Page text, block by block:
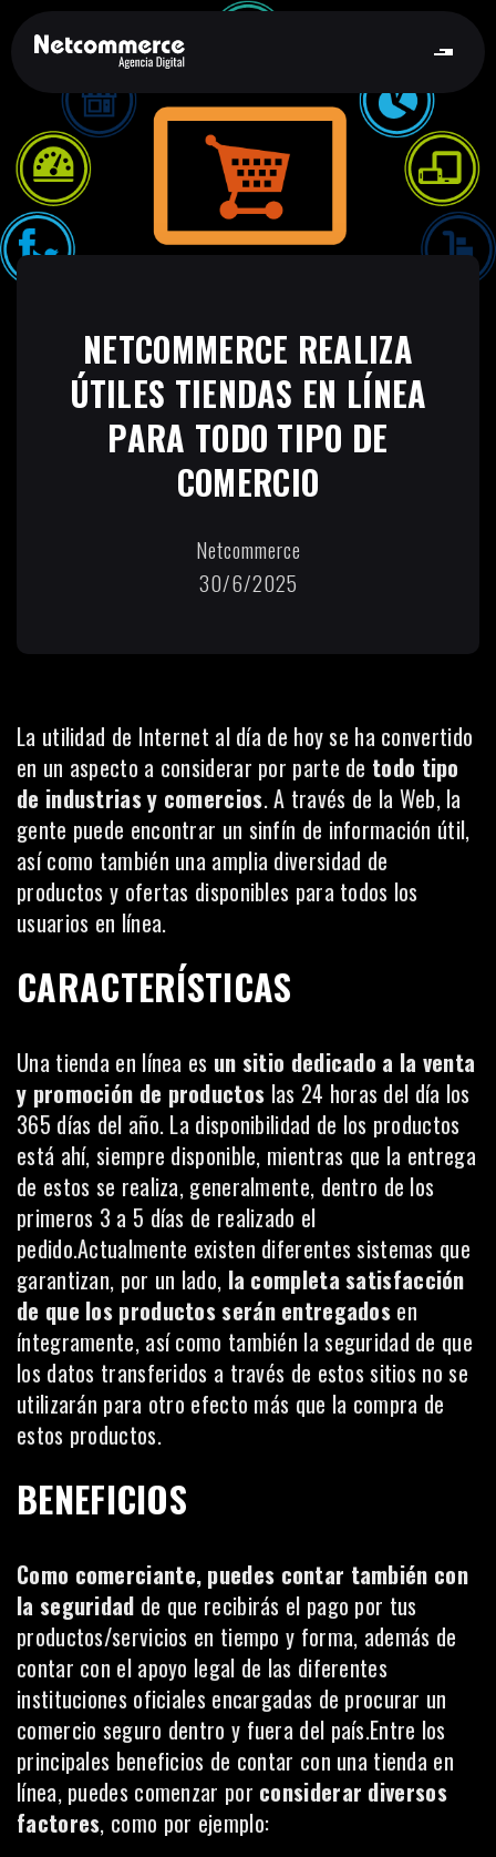
NETCOMMERCE REALIZA
ÚTILES TIENDAS EN LÍNEA
PARA TODO TIPO DE
COMERCIO
Netcommerce
30/6/2025
La utilidad de Internet al día de hoy se ha convertido
en un aspecto a considerar por parte de todo tipo
de industrias y comercios. A través de la Web, la
gente puede encontrar un sinfín de información útil,
así como también una amplia diversidad de
productos y ofertas disponibles para todos los
usuarios en línea.
CARACTERÍSTICAS
Una tienda en línea es un sitio dedicado a la venta
y promoción de productos las 24 horas del día los
365 días del año. La disponibilidad de los productos
está ahí, siempre disponible, mientras que la entrega
de estos se realiza, generalmente, dentro de los
primeros 3 a 5 días de realizado el
pedido.Actualmente existen diferentes sistemas que
garantizan, por un lado, la completa satisfacción
de que los productos serán entregados en
íntegramente, así como también la seguridad de que
los datos transferidos a través de estos sitios no se
utilizarán para otro efecto más que la compra de
estos productos.
BENEFICIOS
Como comerciante, puedes contar también con
la seguridad de que recibirás el pago por tus
productos/servicios en tiempo y forma, además de
contar con el apoyo legal de las diferentes
instituciones oficiales encargadas de procurar un
comercio seguro dentro y fuera del país.Entre los
principales beneficios de contar con una tienda en
línea, puedes comenzar por considerar diversos
factores, como por ejemplo: